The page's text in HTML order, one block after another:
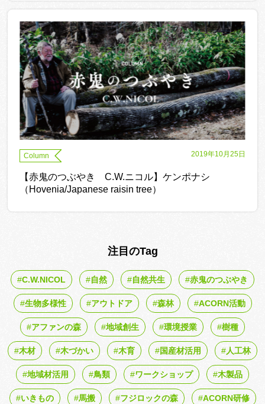
Column 2019年10月25日
【赤鬼のつぶやき C.W.ニコル】ケンポナシ
（Hovenia/Japanese raisin tree）
注目のTag
C.W.NICOL 自然 自然共生 赤鬼のつぶやき
生物多様性 アウトドア 森林 ACORN活動
アファンの森 地域創生 環境授業 樹種
木材 木づかい 木育 国産材活用 人工林
地域材活用 鳥類 ワークショップ 木製品
いきもの 馬搬 フジロックの森 ACORN研修